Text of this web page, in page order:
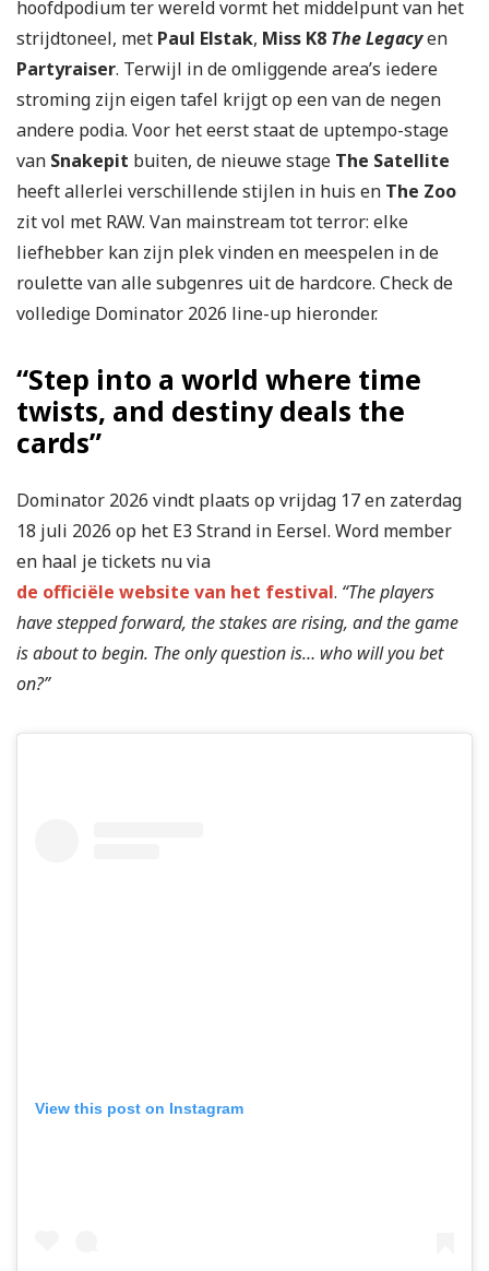
hoofdpodium ter wereld vormt het middelpunt van het
strijdtoneel, met Paul Elstak, Miss K8 The Legacyen
Partyraiser. Terwijl in de omliggende area’s iedere
stroming zijn eigen tafel krijgt op een van de negen
andere podia. Voor het eerst staat de uptempo-stage
van Snakepit buiten, de nieuwe stage The Satellite
heeft allerlei verschillende stijlen in huis en The Zoo
zit vol met RAW. Van mainstream tot terror: elke
liefhebber kan zijn plek vinden en meespelen in de
roulette van alle subgenres uit de hardcore. Check de
volledige Dominator 2026 line-up hieronder.
“Step into a world where time
twists, and destiny deals the
cards”
Dominator 2026 vindt plaats op vrijdag 17 en zaterdag
18 juli 2026 op het E3 Strand in Eersel. Word member
en haal je tickets nu via
de officiële website van het festival. “The players
have stepped forward, the stakes are rising, and the game
is about to begin. The only question is… who will you bet
on?”
View this post on Instagram